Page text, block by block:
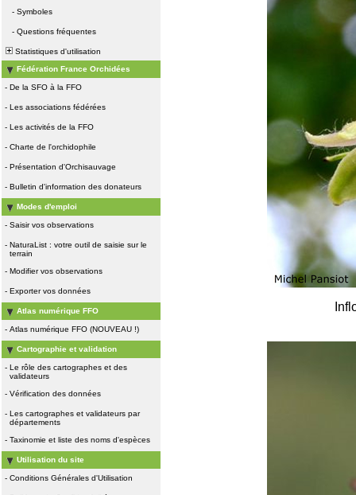
- Symboles
- Questions fréquentes
Statistiques d'utilisation
Fédération France Orchidées
- De la SFO à la FFO
- Les associations fédérées
- Les activités de la FFO
- Charte de l'orchidophile
- Présentation d'Orchisauvage
- Bulletin d'information des donateurs
Modes d'emploi
- Saisir vos observations
- NaturaList : votre outil de saisie sur le
terrain
- Modifier vos observations
- Exporter vos données
Atlas numérique FFO
- Atlas numérique FFO (NOUVEAU !)
Cartographie et validation
- Le rôle des cartographes et des
validateurs
- Vérification des données
- Les cartographes et validateurs par
départements
- Taxinomie et liste des noms d'espèces
Utilisation du site
- Conditions Générales d'Utilisation